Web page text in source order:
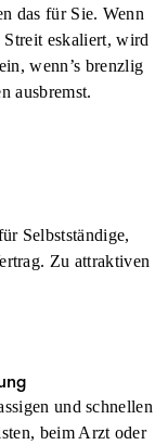
das für Sie. Wenn
eskaliert, wird
wenn’s brenzlig
ausbremst.
Selbstständige,
Zu attraktiven
und schnellen
beim Arzt oder